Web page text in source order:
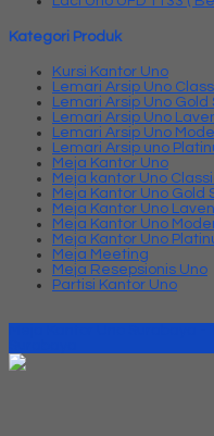
Kategori Produk
Kursi Kantor Uno
Lemari Arsip Uno
Lemari Arsip Uno Gold
Lemari Arsip Uno
Lemari Arsip Uno
Lemari Arsip uno
Meja Kantor Uno
Meja kantor Uno
Meja Kantor Uno Gold
Meja Kantor Uno
Meja Kantor Uno
Meja Kantor Uno
Meja Meeting
Meja Resepsionis Uno
Partisi Kantor Uno